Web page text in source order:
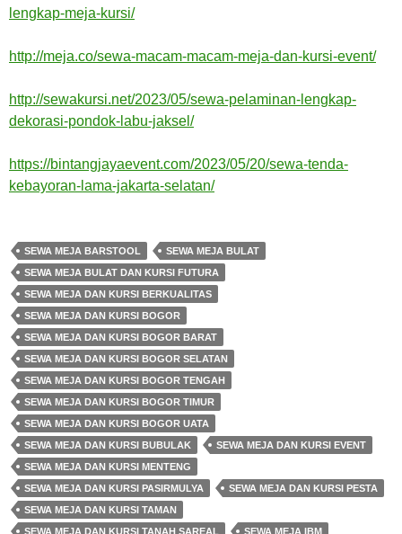
lengkap-meja-kursi/
http://meja.co/sewa-macam-macam-meja-dan-kursi-event/
http://sewakursi.net/2023/05/sewa-pelaminan-lengkap-
dekorasi-pondok-labu-jaksel/
https://bintangjayaevent.com/2023/05/20/sewa-tenda-
kebayoran-lama-jakarta-selatan/
SEWA MEJA BARSTOOL
SEWA MEJA BULAT
SEWA MEJA BULAT DAN KURSI FUTURA
SEWA MEJA DAN KURSI BERKUALITAS
SEWA MEJA DAN KURSI BOGOR
SEWA MEJA DAN KURSI BOGOR BARAT
SEWA MEJA DAN KURSI BOGOR SELATAN
SEWA MEJA DAN KURSI BOGOR TENGAH
SEWA MEJA DAN KURSI BOGOR TIMUR
SEWA MEJA DAN KURSI BOGOR UATA
SEWA MEJA DAN KURSI BUBULAK
SEWA MEJA DAN KURSI EVENT
SEWA MEJA DAN KURSI MENTENG
SEWA MEJA DAN KURSI PASIRMULYA
SEWA MEJA DAN KURSI PESTA
SEWA MEJA DAN KURSI TAMAN
SEWA MEJA DAN KURSI TANAH SAREAL
SEWA MEJA IBM